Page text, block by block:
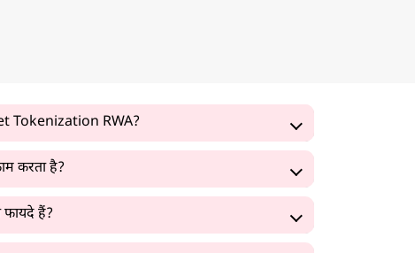
Tokenization RWA?
करता है?
हैं?